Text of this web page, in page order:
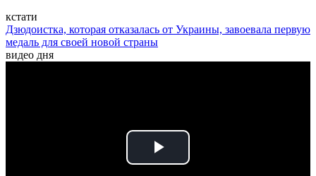
кстати
Дзюдоистка, которая отказалась от Украины, завоевала первую
медаль для своей новой страны
видео дня
Play